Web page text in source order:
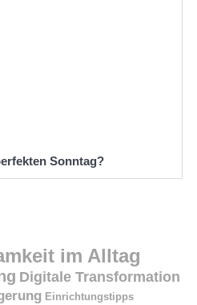
Sonntag?
im Alltag
Digitale Transformation
Einrichtungstipps